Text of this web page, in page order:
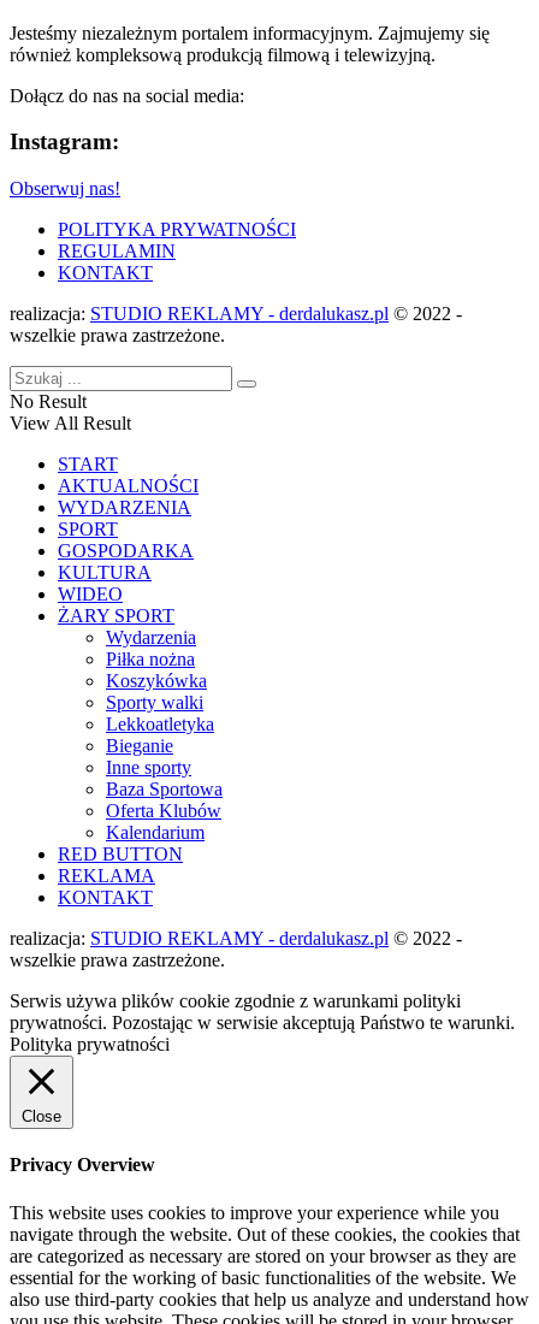
Jesteśmy niezależnym portalem informacyjnym. Zajmujemy się
również kompleksową produkcją filmową i telewizyjną.
Dołącz do nas na social media:
Instagram:
Obserwuj nas!
POLITYKA PRYWATNOŚCI
REGULAMIN
KONTAKT
realizacja: STUDIO REKLAMY - derdalukasz.pl © 2022 -
wszelkie prawa zastrzeżone.
No Result
View All Result
START
AKTUALNOŚCI
WYDARZENIA
SPORT
GOSPODARKA
KULTURA
WIDEO
ŻARY SPORT
Wydarzenia
Piłka nożna
Koszykówka
Sporty walki
Lekkoatletyka
Bieganie
Inne sporty
Baza Sportowa
Oferta Klubów
Kalendarium
RED BUTTON
REKLAMA
KONTAKT
realizacja: STUDIO REKLAMY - derdalukasz.pl © 2022 -
wszelkie prawa zastrzeżone.
Serwis używa plików cookie zgodnie z warunkami polityki
prywatności. Pozostając w serwisie akceptują Państwo te warunki.
Polityka prywatności
Close
Privacy Overview
This website uses cookies to improve your experience while you
navigate through the website. Out of these cookies, the cookies that
are categorized as necessary are stored on your browser as they are
essential for the working of basic functionalities of the website. We
also use third-party cookies that help us analyze and understand how